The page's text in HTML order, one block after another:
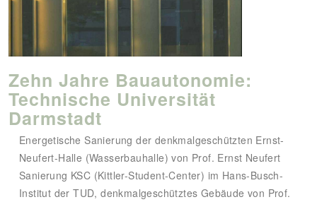
Zehn Jahre Bauautonomie:
Technische Universität
Darmstadt
Energetische Sanierung der denkmalgeschützten Ernst-
Neufert-Halle (Wasserbauhalle) von Prof. Ernst Neufert
Sanierung KSC (Kittler-Student-Center) im Hans-Busch-
Institut der TUD, denkmalgeschütztes Gebäude von Prof.